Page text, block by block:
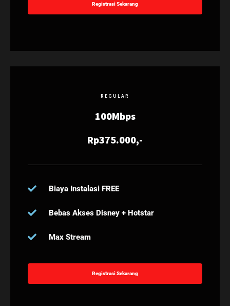
Registrasi Sekarang
REGULAR
100Mbps
Rp375.000,-
Biaya Instalasi FREE
Bebas Akses Disney + Hotstar
Max Stream
Registrasi Sekarang